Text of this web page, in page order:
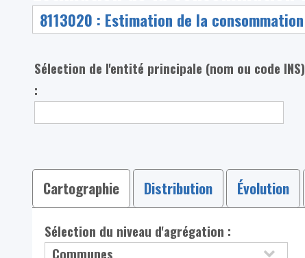
Sélection de l'entité principale (nom ou code INS)
:
Cartographie Distribution Évolution
Sélection du niveau d'agrégation :